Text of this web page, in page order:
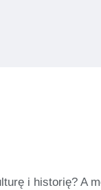
i historię? A